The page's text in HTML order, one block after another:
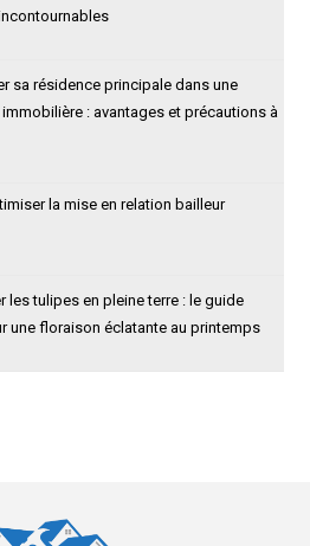
sa résidence principale dans une
: avantages et précautions à
la mise en relation bailleur
les tulipes en pleine terre : le guide
une floraison éclatante au printemps